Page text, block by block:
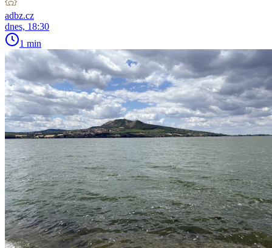
adbz.cz
dnes, 18:30
1 min